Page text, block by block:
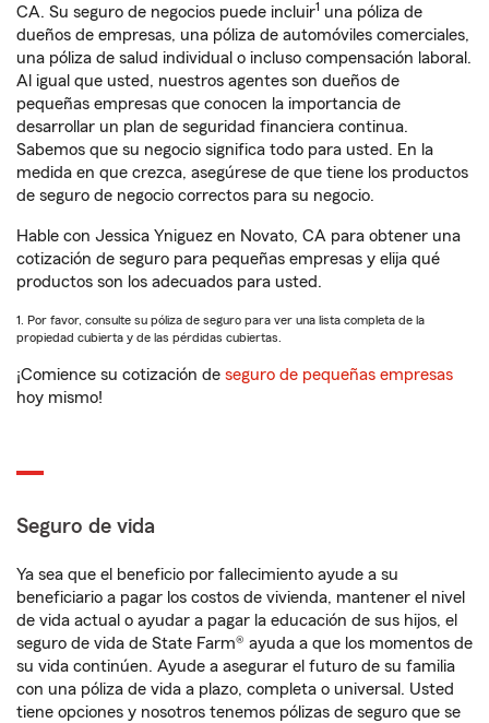
CA. Su seguro de negocios puede incluir1 una póliza de
dueños de empresas, una póliza de automóviles comerciales,
una póliza de salud individual o incluso compensación laboral.
Al igual que usted, nuestros agentes son dueños de
pequeñas empresas que conocen la importancia de
desarrollar un plan de seguridad financiera continua.
Sabemos que su negocio significa todo para usted. En la
medida en que crezca, asegúrese de que tiene los productos
de seguro de negocio correctos para su negocio.
Hable con Jessica Yniguez en Novato, CA para obtener una
cotización de seguro para pequeñas empresas y elija qué
productos son los adecuados para usted.
1. Por favor, consulte su póliza de seguro para ver una lista completa de la
propiedad cubierta y de las pérdidas cubiertas.
¡Comience su cotización de seguro de pequeñas empresas
hoy mismo!
Seguro de vida
Ya sea que el beneficio por fallecimiento ayude a su
beneficiario a pagar los costos de vivienda, mantener el nivel
de vida actual o ayudar a pagar la educación de sus hijos, el
seguro de vida de State Farm® ayuda a que los momentos de
su vida continúen. Ayude a asegurar el futuro de su familia
con una póliza de vida a plazo, completa o universal. Usted
tiene opciones y nosotros tenemos pólizas de seguro que se